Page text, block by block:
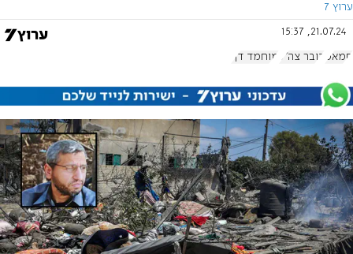
ערוץ 7
21.07.24, 15:37
חמאס דובר צה"ל מוחמד דף